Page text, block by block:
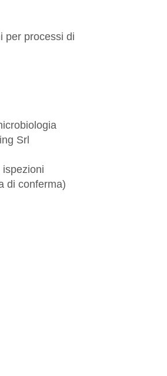
per processi di
Srl
di conferma)